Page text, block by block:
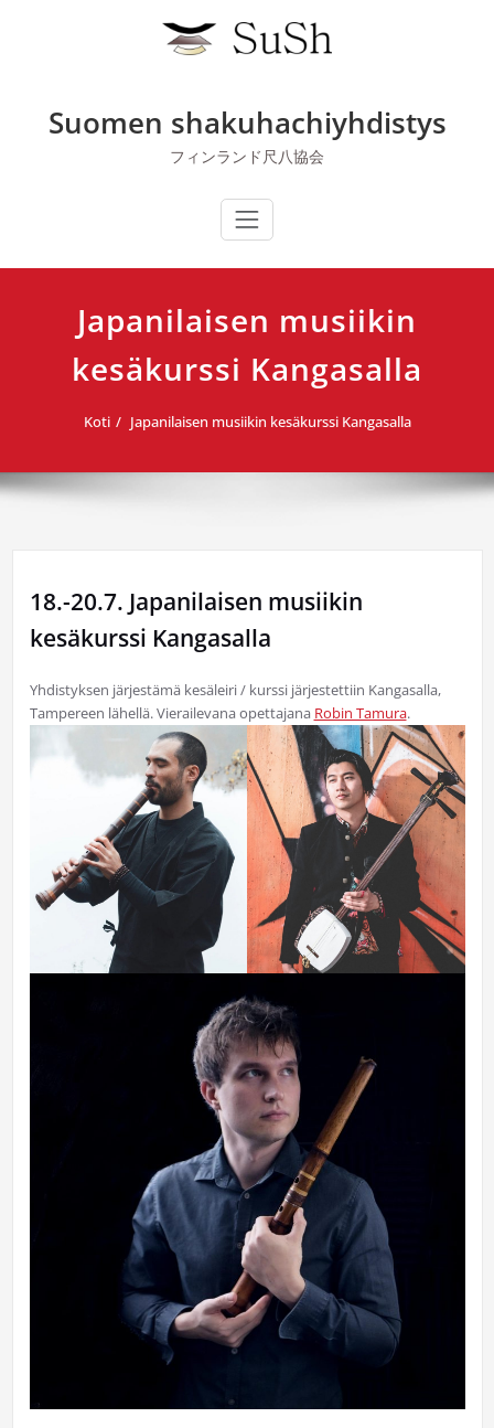
Suomen shakuhachiyhdistys
フィンランド尺八協会
Japanilaisen musiikin
kesäkurssi Kangasalla
Koti Japanilaisen musiikin kesäkurssi Kangasalla
18.-20.7. Japanilaisen musiikin
kesäkurssi Kangasalla
Yhdistyksen järjestämä kesäleiri / kurssi järjestettiin Kangasalla,
Tampereen lähellä. Vierailevana opettajana Robin Tamura.